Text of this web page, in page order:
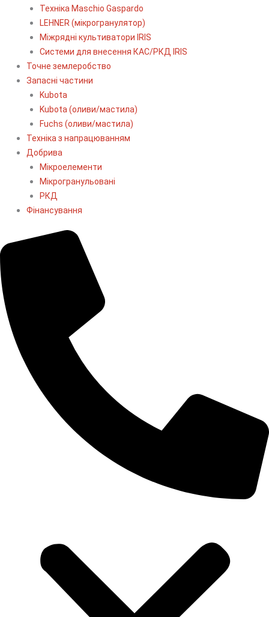
Техніка Maschio Gaspardo
LEHNER (мікрогранулятор)
Міжрядні культиватори IRIS
Системи для внесення КАС/РКД IRIS
Точне землеробство
Запасні частини
Kubota
Kubota (оливи/мастила)
Fuchs (оливи/мастила)
Техніка з напрацюванням
Добрива
Мікроелементи
Мікрогранульовані
РКД
Фінансування